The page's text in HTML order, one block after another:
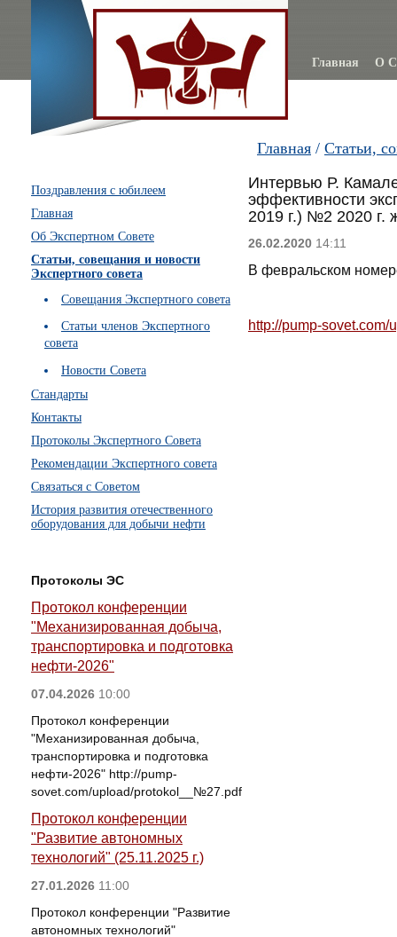
Главная О
Главная / Статьи,
Поздравления с юбилеем
Главная
Об Экспертном Совете
Статьи, совещания и новости
Экспертного совета
Совещания Экспертного совета
Статьи членов Экспертного
совета
Новости Совета
Стандарты
Контакты
Протоколы Экспертного Совета
Рекомендации Экспертного совета
Связаться с Советом
История развития отечественного
оборудования для добычи нефти
Протоколы ЭС
Протокол конференции
"Механизированная добыча,
транспортировка и подготовка
нефти-2026"
07.04.2026 10:00
Протокол конференции
"Механизированная добыча,
транспортировка и подготовка
нефти-2026" http://pump-
sovet.com/upload/protokol__№27.pdf
Протокол конференции
"Развитие автономных
технологий" (25.11.2025 г.)
27.01.2026 11:00
Протокол конференции "Развитие
автономных технологий"
Интервью Р.
эффективности
2019 г.) №2 2020 г.
26.02.2020 14:11
В февральском
http://pump-